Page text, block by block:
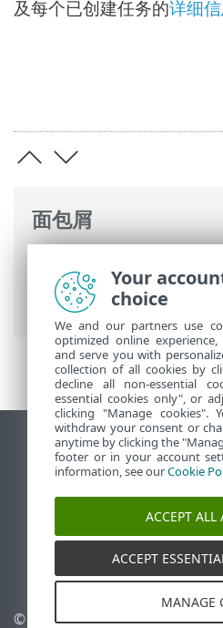
面包屑
ESET PROTECT>ESET
任务>客户端任务
及每个已创建任务的详细
查看桌面站点
End of Life
ESET 知识库
ESET Status Portal
© 1992 - 2026 ESET, spol. s
Your
choice
We and our partners use
optimized online
and serve you with
collection of all cookies by
decline all non-essential
essential cookies only", or
clicking "Manage
withdraw your consent or
anytime by clicking the
footer or in your account
information, see ourCookie
ACCEPT ALL
ACCEPT
MANAGE